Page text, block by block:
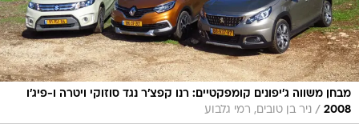
מבחן משווה ג'יפונים קומפקטיים: רנו קפצ'ר נגד סוזוקי ויטרה ו-פיג'ו
2008
/ ניר בן טובים, רמי גלבוע